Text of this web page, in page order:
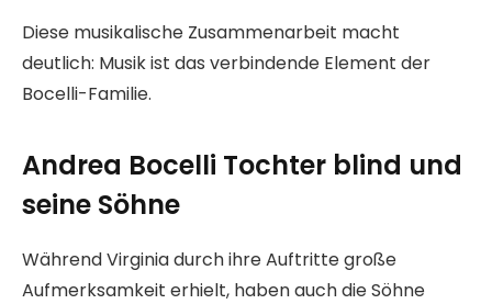
Diese musikalische Zusammenarbeit macht
deutlich: Musik ist das verbindende Element der
Bocelli-Familie.
Andrea Bocelli Tochter blind und
seine Söhne
Während Virginia durch ihre Auftritte große
Aufmerksamkeit erhielt, haben auch die Söhne